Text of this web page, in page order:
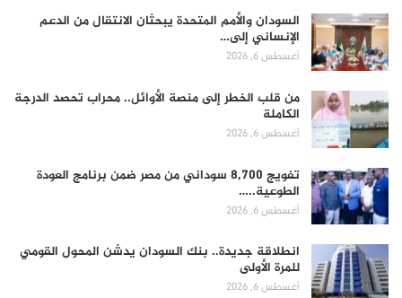
السودان والأمم المتحدة يبحثان الانتقال من الدعم
الإنساني إلى…
أغسطس 6, 2026
من قلب الخطر إلى منصة الأوائل.. محراب تحصد الدرجة
الكاملة
أغسطس 6, 2026
تفويج 8,700 سوداني من مصر ضمن برنامج العودة
الطوعية..…
أغسطس 6, 2026
انطلاقة جديدة.. بنك السودان يدشن المحول القومي
للمرة الأولى
أغسطس 6, 2026